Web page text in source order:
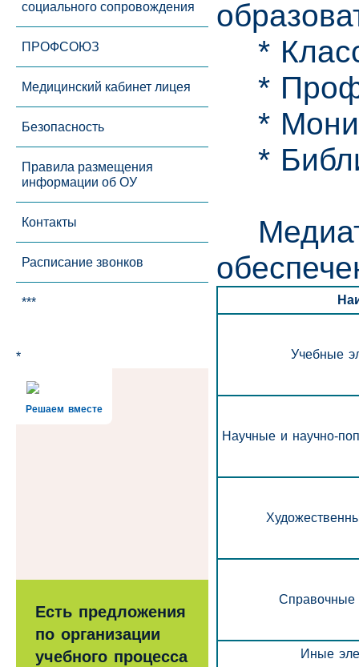
социального сопровождения
ПРОФСОЮЗ
Медицинский кабинет лицея
Безопасность
Правила размещения
информации об ОУ
Контакты
Расписание звонков
***
*
Решаем вместе
Есть предложения
по организации
учебного процесса
*
*
*
*
Учебные
Научные и научно-
Справочные
Иные